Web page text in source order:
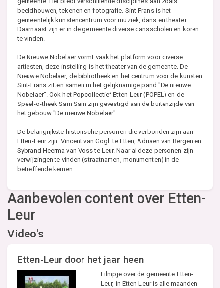
beeldhouwen, tekenen en fotografie. Sint-Frans is het
gemeentelijk kunstencentrum voor muziek, dans en theater.
Daarnaast zijn er in de gemeente diverse dansscholen en koren
te vinden.
De Nieuwe Nobelaer vormt vaak het platform voor diverse
artiesten, deze instelling is het theater van de gemeente. De
Nieuwe Nobelaer, de bibliotheek en het centrum voor de kunsten
Sint-Frans zitten samen in het gelijknamige pand "De nieuwe
Nobelaer". Ook het Popcollectief Etten-Leur (POPEL) en de
Speel-o-theek Sam Sam zijn gevestigd aan de buitenzijde van
het gebouw "De nieuwe Nobelaer".
De belangrijkste historische personen die verbonden zijn aan
Etten-Leur zijn: Vincent van Gogh te Etten, Adriaen van Bergen en
Sybrand Heerma van Voss te Leur. Naar al deze personen zijn
verwijzingen te vinden (straatnamen, monumenten) in de
betreffende kernen.
Aanbevolen content over Etten-
Leur
Video's
Etten-Leur door het jaar heen
Filmpje over de gemeente Etten-
Leur, in Etten-Leur is alle maanden